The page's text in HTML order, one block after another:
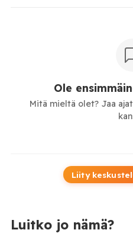
Ole
Mitä mieltä olet? Jaa
Liity
Luitko jo nämä?